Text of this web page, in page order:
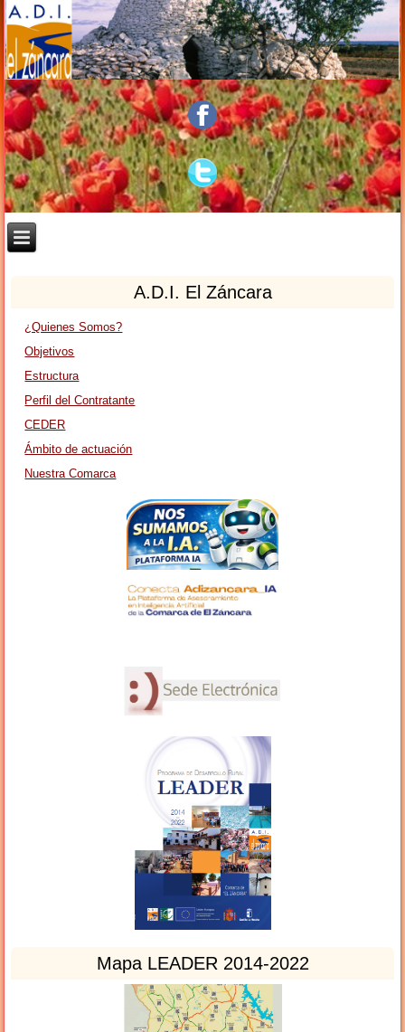
A.D.I. El Záncara
¿Quienes Somos?
Objetivos
Estructura
Perfil del Contratante
CEDER
Ámbito de actuación
Nuestra Comarca
Mapa LEADER 2014-2022